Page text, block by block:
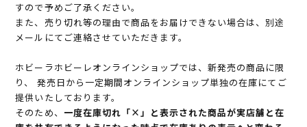
すので予めご了承ください。
また、売り切れ等の理由で商品をお届けできない場合は、別途
メールにてご連絡させていただきます。
ホビーラホビーレオンラインショップでは、新発売の商品に限
り、 発売日から一定期間オンラインショップ単独の在庫にてご
提供いたしております。
そのため、 一度在庫切れ「×」と表示された商品が実店舗と在